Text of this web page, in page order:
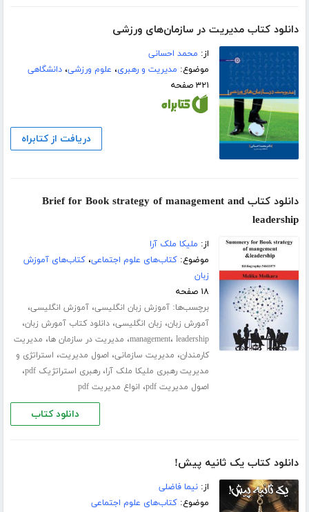
دانلود کتاب مدیریت در سازمان‌های ورزشی
از: محمد احسانی
موضوع: مدیریت و رهبری، علوم ورزشی،دانشگاهی
۳۲۱ صفحه
دریافت از کتابراه
دانلود کتاب Brief for Book strategy of management and
leadership
از: ملیکا ملک آرا
موضوع:کتاب‌های علوم اجتماعی،کتاب‌های آموزش
زبان
۱۸ صفحه
برچسب‌ها:آموزش زبان انگلیسی،آموزش انگلیسی،
آمورش زبان، زبان انگلیسی،دانلود کتاب آمورش زبان،
management، leadership ، مدیریت در سازمان ها، مدیریت
کارمندان، مدیریت سازمانی، اصول مدیریت، استراتژی و
مدیریت رهبری ملیکا ملک آرا،رهبری استراتژیک pdf ،
اصول مدیریت pdf ، انواع مدیریت pdf
دانلود کتاب
دانلود کتاب یک ثانیه پیش!
از:نیما فاضلی
موضوع:کتاب‌های علوم اجتماعی